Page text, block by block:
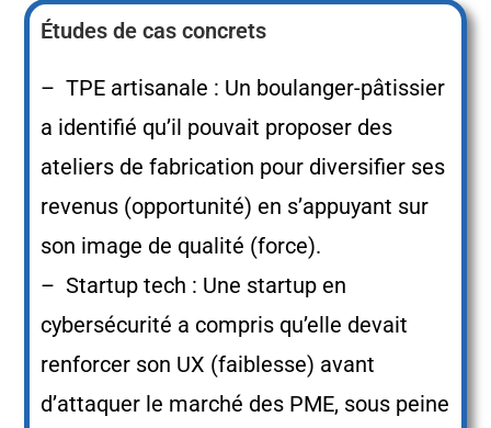
Études de cas concrets
– TPE artisanale : Un boulanger-pâtissier
a identifié qu’il pouvait proposer des
ateliers de fabrication pour diversifier ses
revenus (opportunité) en s’appuyant sur
son image de qualité (force).
– Startup tech : Une startup en
cybersécurité a compris qu’elle devait
renforcer son UX (faiblesse) avant
d’attaquer le marché des PME, sous peine